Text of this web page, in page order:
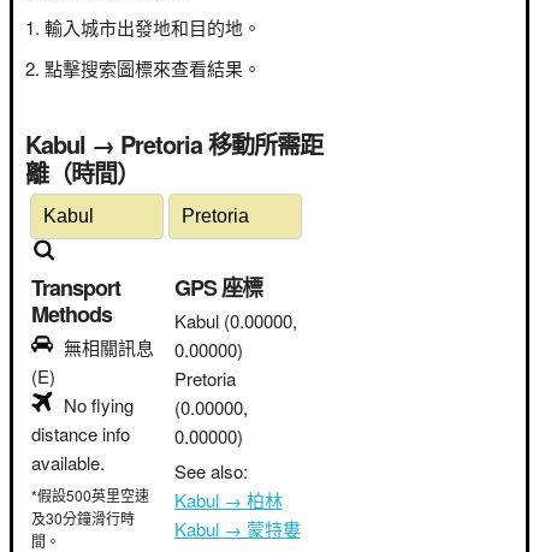
輸入城市出發地和目的地。
點擊搜索圖標來查看結果。
Kabul → Pretoria 移動所需距
離（時間）
Transport
Methods
無相關訊息
(E)
No flying
distance info
available.
*假設500英里空速
及30分鐘滑行時
間。
GPS 座標
Kabul (0.00000,
0.00000)
Pretoria
(0.00000,
0.00000)
See also:
Kabul → 柏林
Kabul → 蒙特婁